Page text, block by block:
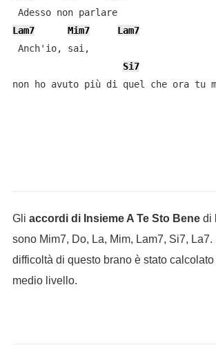
Adesso non parlare
Lam7
Mim7
Lam7
Anch'io, sai,
Si7
non ho avuto più di quel che ora tu
Gli accordi di Insieme A Te Sto Benedi
sono Mim7, Do, La, Mim, Lam7, Si7,
difficoltà di questo brano è stato
medio livello.